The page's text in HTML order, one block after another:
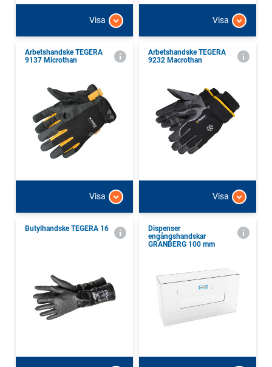
Visa Visa
Arbetshandske TEGERA
9137 Microthan
Visa
Arbetshandske TEGERA
9232 Macrothan
Visa
Butylhandske TEGERA 16
Dispenser
engångshandskar
GRANBERG 100 mm